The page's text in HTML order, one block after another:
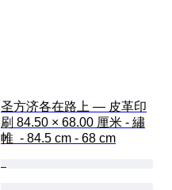
圣方济各在路上 — 皮革印
刷 84.50 × 68.00 厘米 - 繡
帷  - 84.5 cm - 68 cm